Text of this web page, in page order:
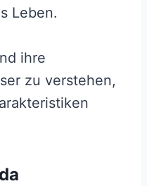
Leben.
ihre
zu verstehen,